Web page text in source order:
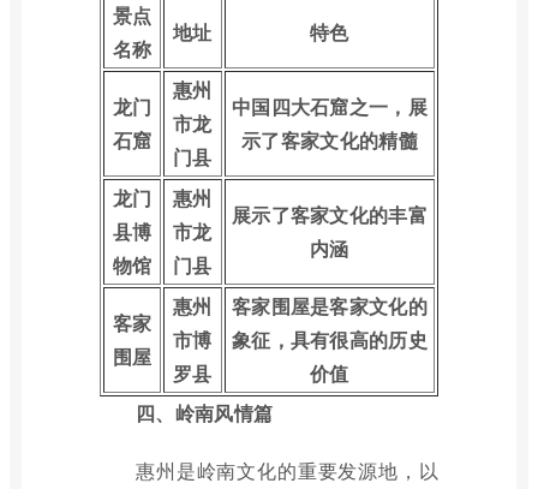
景点
名称
地址 特色
龙门
石窟
惠州
市龙
门县
中国四大石窟之一，展
示了客家文化的精髓
龙门
县博
物馆
惠州
市龙
门县
展示了客家文化的丰富
内涵
客家
围屋
惠州
市博
罗县
客家围屋是客家文化的
象征，具有很高的历史
价值
四、岭南风情篇
惠州是岭南文化的重要发源地，以